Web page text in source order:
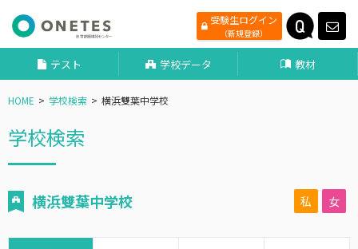
受験生ログイン
（新規登録）
テスト 学校データ 教材
HOME 学校検索 横浜雙葉中学校
学校検索
横浜雙葉中学校 私 女